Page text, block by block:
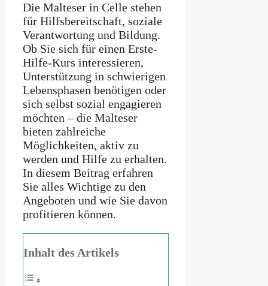
Die Malteser in Celle stehen
für Hilfsbereitschaft, soziale
Verantwortung und Bildung.
Ob Sie sich für einen Erste-
Hilfe-Kurs interessieren,
Unterstützung in schwierigen
Lebensphasen benötigen oder
sich selbst sozial engagieren
möchten – die Malteser
bieten zahlreiche
Möglichkeiten, aktiv zu
werden und Hilfe zu erhalten.
In diesem Beitrag erfahren
Sie alles Wichtige zu den
Angeboten und wie Sie davon
profitieren können.
Inhalt des Artikels